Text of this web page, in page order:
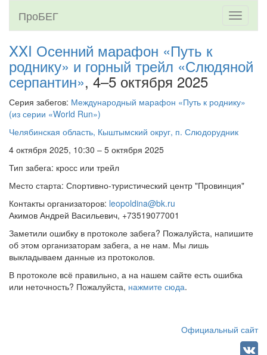
Toggle
ПроБЕГ
XXI Осенний марафон «Путь к
роднику» и горный трейл «Слюдяной
серпантин», 4–5 октября 2025
Серия забегов: Международный марафон «Путь к роднику»
(из серии «World Run»)
Челябинская область, Кыштымский округ, п. Слюдорудник
4 октября 2025, 10:30 – 5 октября 2025
Тип забега: кросс или трейл
Место старта: Спортивно-туристический центр "Провинция"
Контакты организаторов: leopoldina@bk.ru
Акимов Андрей Васильевич, +73519077001
Заметили ошибку в протоколе забега? Пожалуйста, напишите
об этом организаторам забега, а не нам. Мы лишь
выкладываем данные из протоколов.
В протоколе всё правильно, а на нашем сайте есть ошибка
или неточность? Пожалуйста, нажмите сюда.
Официальный сайт